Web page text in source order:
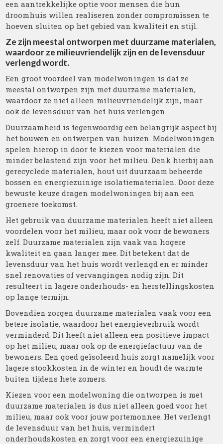
een aantrekkelijke optie voor mensen die hun
droomhuis willen realiseren zonder compromissen te
hoeven sluiten op het gebied van kwaliteit en stijl.
Ze zijn meestal ontworpen met duurzame materialen,
waardoor ze milieuvriendelijk zijn en de levensduur
verlengd wordt.
Een groot voordeel van modelwoningen is dat ze
meestal ontworpen zijn met duurzame materialen,
waardoor ze niet alleen milieuvriendelijk zijn, maar
ook de levensduur van het huis verlengen.
Duurzaamheid is tegenwoordig een belangrijk aspect bij
het bouwen en ontwerpen van huizen. Modelwoningen
spelen hierop in door te kiezen voor materialen die
minder belastend zijn voor het milieu. Denk hierbij aan
gerecyclede materialen, hout uit duurzaam beheerde
bossen en energiezuinige isolatiematerialen. Door deze
bewuste keuze dragen modelwoningen bij aan een
groenere toekomst.
Het gebruik van duurzame materialen heeft niet alleen
voordelen voor het milieu, maar ook voor de bewoners
zelf. Duurzame materialen zijn vaak van hogere
kwaliteit en gaan langer mee. Dit betekent dat de
levensduur van het huis wordt verlengd en er minder
snel renovaties of vervangingen nodig zijn. Dit
resulteert in lagere onderhouds- en herstellingskosten
op lange termijn.
Bovendien zorgen duurzame materialen vaak voor een
betere isolatie, waardoor het energieverbruik wordt
verminderd. Dit heeft niet alleen een positieve impact
op het milieu, maar ook op de energiefactuur van de
bewoners. Een goed geïsoleerd huis zorgt namelijk voor
lagere stookkosten in de winter en houdt de warmte
buiten tijdens hete zomers.
Kiezen voor een modelwoning die ontworpen is met
duurzame materialen is dus niet alleen goed voor het
milieu, maar ook voor jouw portemonnee. Het verlengt
de levensduur van het huis, vermindert
onderhoudskosten en zorgt voor een energiezuinige